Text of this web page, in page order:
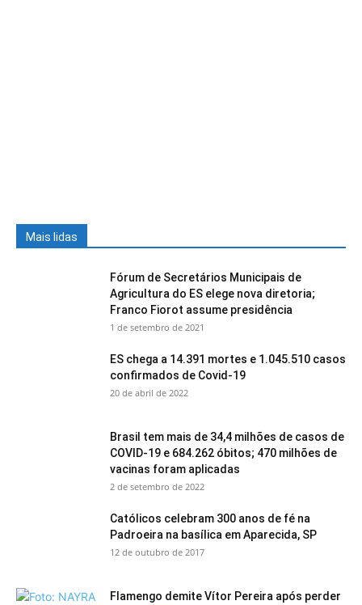
Mais lidas
Fórum de Secretários Municipais de
Agricultura do ES elege nova diretoria;
Franco Fiorot assume presidência
1 de setembro de 2021
ES chega a 14.391 mortes e 1.045.510 casos
confirmados de Covid-19
20 de abril de 2022
Brasil tem mais de 34,4 milhões de casos de
COVID-19 e 684.262 óbitos; 470 milhões de
vacinas foram aplicadas
2 de setembro de 2022
Católicos celebram 300 anos de fé na
Padroeira na basílica em Aparecida, SP
12 de outubro de 2017
Flamengo demite Vítor Pereira após perder